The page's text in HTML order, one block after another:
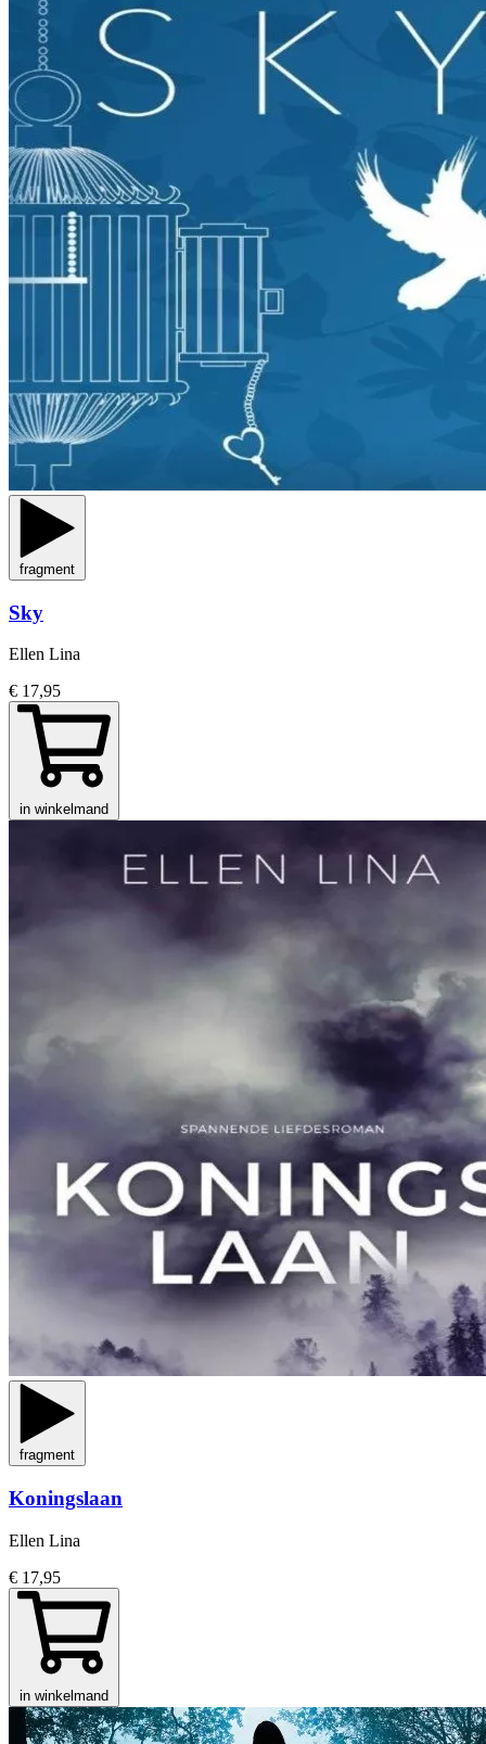
fragment
Sky
Ellen Lina
€ 17,95
in winkelmand
fragment
Koningslaan
Ellen Lina
€ 17,95
in winkelmand